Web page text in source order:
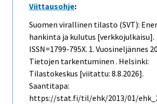
Viittausohje:
Suomen virallinen tilasto (SVT):
hankinta ja kulutus [verkkojulkaisu].
ISSN=1799-795X. 1. Vuosineljännes
Tietojen tarkentuminen . Helsinki:
Tilastokeskus [viitattu: 8.8.2026].
Saantitapa:
https://stat.fi/til/ehk/2013/01/